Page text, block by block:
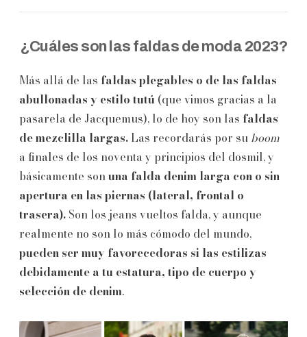
¿Cuáles son las faldas de moda 2023?
Más allá de las faldas plegables o de las faldas
abullonadas y estilo tutú (que vimos gracias a la
pasarela de Jacquemus), lo de hoy son las faldas
de mezclilla largas. Las recordarás por su boom
a finales de los noventa y principios del dosmil, y
básicamente sonuna falda denim larga con o sin
apertura en las piernas (lateral, frontal o
trasera). Son los jeans vueltos falda, y aunque
realmente no son lo más cómodo del mundo,
pueden ser muy favorecedoras si las estilizas
debidamente a tu estatura, tipo de cuerpo y
selección de denim.